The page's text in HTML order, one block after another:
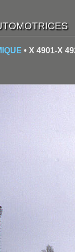
• X 4901-X